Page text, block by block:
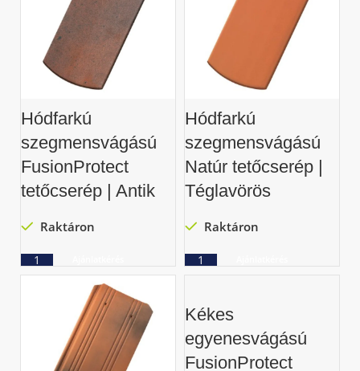
Hódfarkú
szegmensvágású
FusionProtect
tetőcserép | Antik
Raktáron
Hódfarkú
szegmensvágású
Natúr tetőcserép |
Téglavörös
Raktáron
Kékes
egyenesvágású
FusionProtect